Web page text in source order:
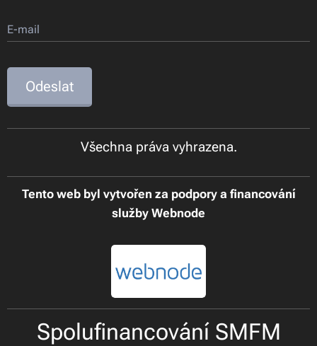
E-mail
Odeslat
Všechna práva vyhrazena.
Tento web byl vytvořen za podpory a financování
služby Webnode
Spolufinancování SMFM